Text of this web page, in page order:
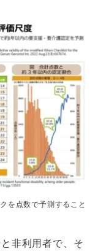
を点数で予測すること
非利用者で、そ